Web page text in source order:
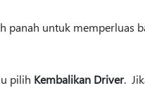
panah untuk memperluas
pilih Kembalikan Driver.